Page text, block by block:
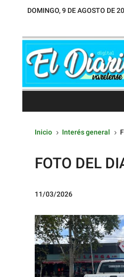
DOMINGO, 9 DE AGOSTO DE
Inicio 5 Interés general 5
FOTO DEL
11/03/2026